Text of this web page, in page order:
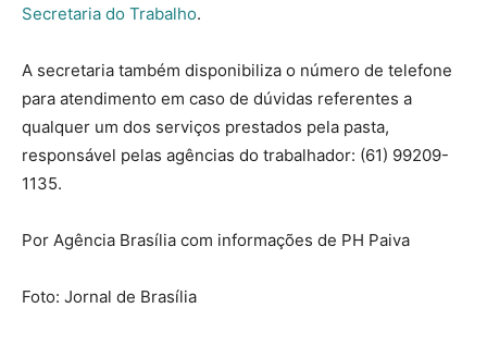
Secretaria do Trabalho.
A secretaria também disponibiliza o número de telefone
para atendimento em caso de dúvidas referentes a
qualquer um dos serviços prestados pela pasta,
responsável pelas agências do trabalhador: (61) 99209-
1135.
Por Agência Brasília com informações de PH Paiva
Foto: Jornal de Brasília